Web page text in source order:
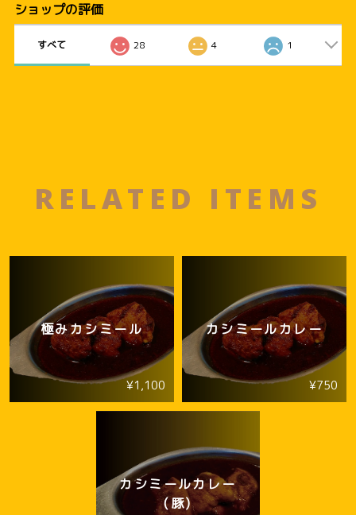
ショップの評価
すべて 28 4 1
RELATED ITEMS
極みカシミール
¥1,100
カシミールカレー
¥750
カシミールカレー
(豚)